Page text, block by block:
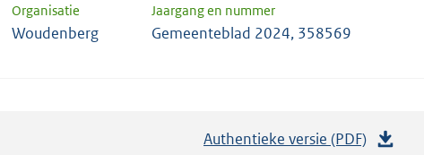
Organisatie Jaargang en nummer
Woudenberg Gemeenteblad 2024, 358569
Authentieke versie (PDF)